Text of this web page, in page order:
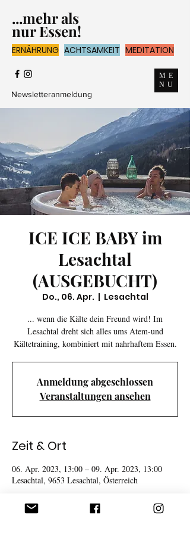
...mehr als
nur Essen!
ERNÄHRUNG ACHTSAMKEIT MEDITATION
Newsletteranmeldung
ME
NU
ICE ICE BABY im
Lesachtal
(AUSGEBUCHT)
Do., 06. Apr.
  |
Lesachtal
... wenn die Kälte dein Freund wird! Im
Lesachtal dreht sich alles ums Atem-und
Kältetraining, kombiniert mit nahrhaftem Essen.
Anmeldung abgeschlossen
Veranstaltungen ansehen
Zeit & Ort
06. Apr. 2023, 13:00 – 09. Apr. 2023, 13:00
Lesachtal, 9653 Lesachtal, Österreich